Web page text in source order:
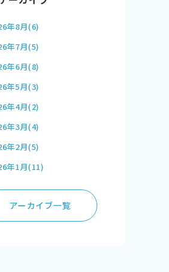
年8月(6)
年7月(5)
年6月(8)
年5月(3)
年4月(2)
年3月(4)
年2月(5)
年1月(11)
アーカイブ一覧